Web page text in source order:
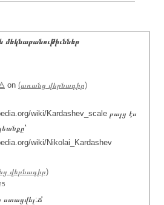
մեկնաբանութիւններ
on (առանց վերնագիր)
wiki/Kardashev_scale բայց էս
wiki/Nikolai_Kardashev
վերնագիր)
ստացվել:Ճ